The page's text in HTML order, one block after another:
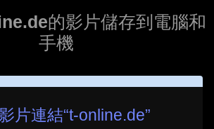
的影片儲存到電腦和
手機
片連結“t-online.de”